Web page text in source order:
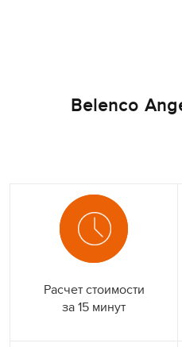
Belenco
Расчет стоимости
за 15 минут